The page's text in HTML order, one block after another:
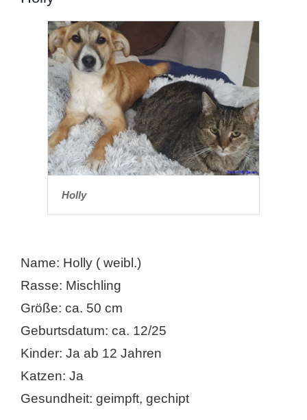
Holly
Name: Holly ( weibl.)
Rasse: Mischling
Größe: ca. 50 cm
Geburtsdatum: ca. 12/25
Kinder: Ja ab 12 Jahren
Katzen: Ja
Gesundheit: geimpft, gechipt